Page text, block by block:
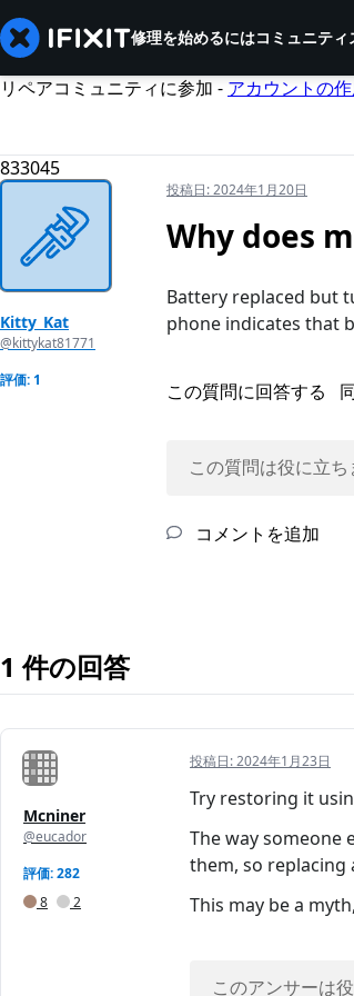
修理を始めるにはコミュニティ
リペアコミュニティに参加 - アカウントの
833045
Kitty_Kat
@kittykat81771
評価: 1
投稿日:2024年1月20日
Why does
Battery replaced but
phone indicates that
この質問に回答する
この質問は役に立ち
コメントを追加
1 件の回答
Mcniner
@eucador
評価: 282
8
2
投稿日:2024年1月23日
Try restoring it
The way someone
them, so replacing
This may be a
このアンサーは